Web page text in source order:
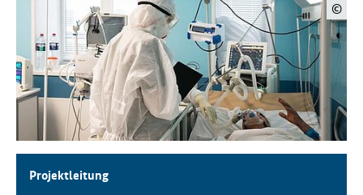
G
e
s
d
©
Projektleitung